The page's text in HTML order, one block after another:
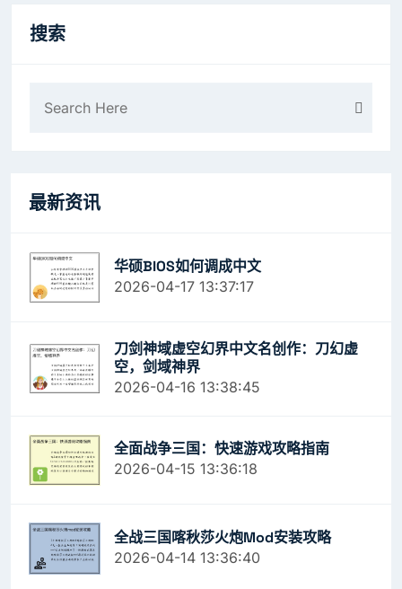
搜索
最新资讯
华硕BIOS如何调成中文
2026-04-17 13:37:17
刀剑神域虚空幻界中文名创作：刀幻虚
空，剑域神界
2026-04-16 13:38:45
全面战争三国：快速游戏攻略指南
2026-04-15 13:36:18
全战三国喀秋莎火炮mod安装攻略
2026-04-14 13:36:40